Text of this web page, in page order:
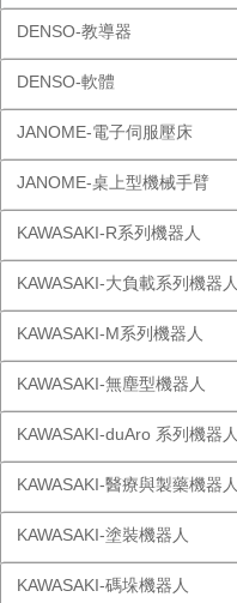
DENSO-教導器
DENSO-軟體
JANOME-電子伺服壓床
JANOME-桌上型機械手臂
KAWASAKI-R系列機器人
KAWASAKI-大負載系列機器人
KAWASAKI-M系列機器人
KAWASAKI-無塵型機器人
KAWASAKI-duAro 系列機器人
KAWASAKI-醫療與製藥機器人
KAWASAKI-塗裝機器人
KAWASAKI-碼垛機器人